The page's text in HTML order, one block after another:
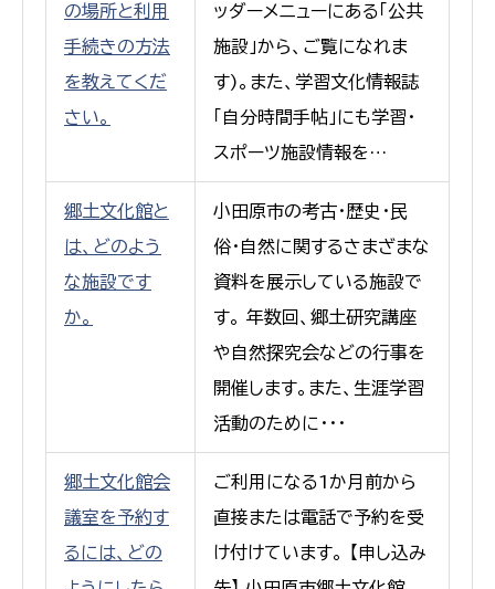
の場所と利用
手続きの方法
を教えてくだ
さい。
ッダーメニューにある「公共
施設」から、ご覧になれま
す)。また、学習文化情報誌
「自分時間手帖」にも学習・
スポーツ施設情報を…
郷土文化館と
は、どのよう
な施設です
か。
小田原市の考古・歴史・民
俗・自然に関するさまざまな
資料を展示している施設で
す。 年数回、郷土研究講座
や自然探究会などの行事を
開催します。また、生涯学習
活動のために・・・
郷土文化館会
議室を予約す
るには、どの
ご利用になる1か月前から
直接または電話で予約を受
け付けています。 【申し込み